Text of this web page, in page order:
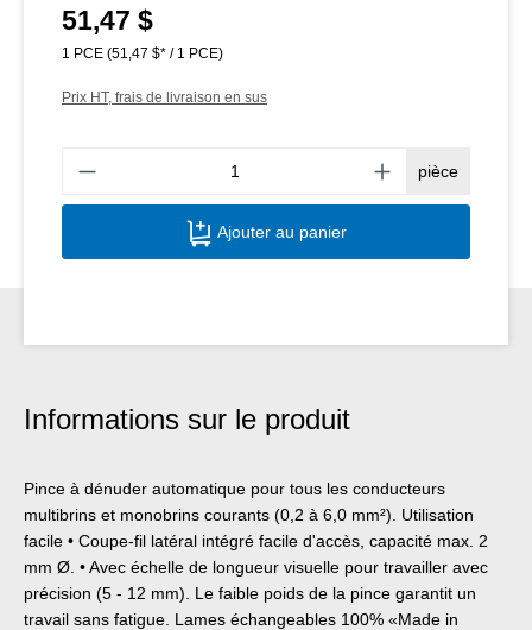
Prix régulier :
51,47 $
1 PCE (51,47 $* / 1 PCE)
Prix HT, frais de livraison en sus
pièce
Ajouter au panier
Informations sur le produit
Pince à dénuder automatique pour tous les conducteurs
multibrins et monobrins courants (0,2 à 6,0 mm²). Utilisation
facile • Coupe-fil latéral intégré facile d'accès, capacité max. 2
mm Ø. • Avec échelle de longueur visuelle pour travailler avec
précision (5 - 12 mm). Le faible poids de la pince garantit un
travail sans fatigue. Lames échangeables 100% «Made in